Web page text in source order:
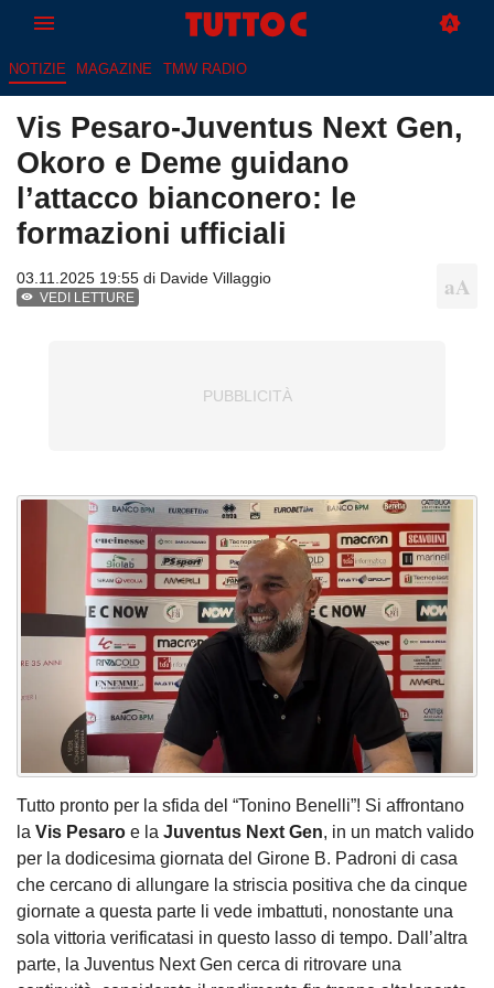
NOTIZIE MAGAZINE TMW RADIO
Vis Pesaro-Juventus Next Gen,
Okoro e Deme guidano
l’attacco bianconero: le
formazioni ufficiali
03.11.2025 19:55 di Davide Villaggio
VEDI LETTURE
Tutto pronto per la sfida del “Tonino Benelli”! Si affrontano
la Vis Pesaro e la Juventus Next Gen, in un match valido
per la dodicesima giornata del Girone B. Padroni di casa
che cercano di allungare la striscia positiva che da cinque
giornate a questa parte li vede imbattuti, nonostante una
sola vittoria verificatasi in questo lasso di tempo. Dall’altra
parte, la Juventus Next Gen cerca di ritrovare una